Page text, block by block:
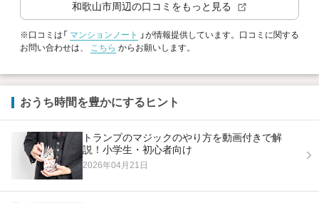
和歌山市周辺の口コミをもっと見る
※口コミは「 マンションノート
」が情報提供しています。口コミに関する
お問い合わせは、 こちら からお願いします。
おうち時間を豊かにするヒント
トランプのマジックのやり方を動画付きで解
説！小学生・初心者向け
2026年04月21日